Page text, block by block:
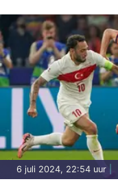
6 juli 2024, 22:54 uur